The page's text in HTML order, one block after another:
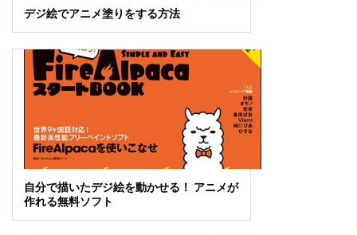
デジ絵でアニメ塗りをする方法
自分で描いたデジ絵を動かせる！ アニメが
作れる無料ソフト